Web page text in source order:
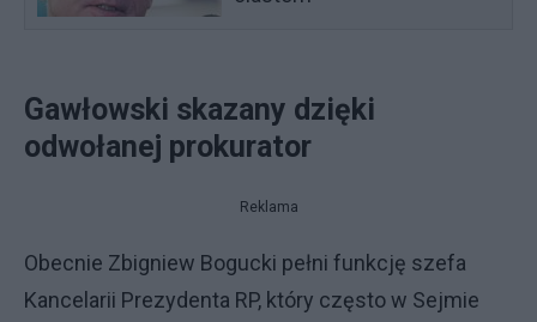
Gawłowski skazany dzięki
odwołanej prokurator
Reklama
Obecnie Zbigniew Bogucki pełni funkcję szefa
Kancelarii Prezydenta RP, który często w Sejmie